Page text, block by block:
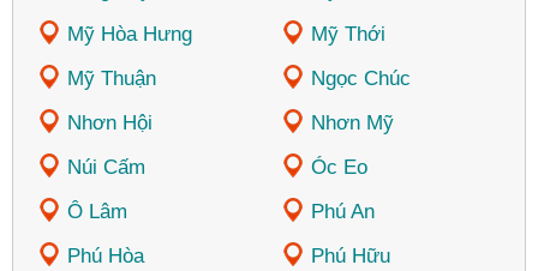
Mỹ Hòa Hưng
Mỹ Thới
Mỹ Thuận
Ngọc Chúc
Nhơn Hội
Nhơn Mỹ
Núi Cấm
Óc Eo
Ô Lâm
Phú An
Phú Hòa
Phú Hữu